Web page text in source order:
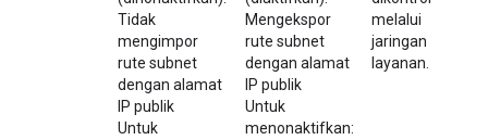
Tidak
mengimpor
rute subnet
dengan alamat
IP publik
Untuk
Mengekspor
rute subnet
dengan alamat
IP publik
Untuk
menonaktifkan:
melalui
jaringan
layanan.